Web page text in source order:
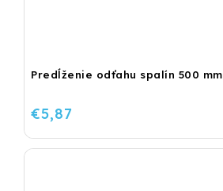
Predĺženie odťahu spalín 500 mm
€5,87